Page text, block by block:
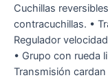
Cuchillas
contracuchillas. •
Regulador
• Grupo con rueda
Transmisión